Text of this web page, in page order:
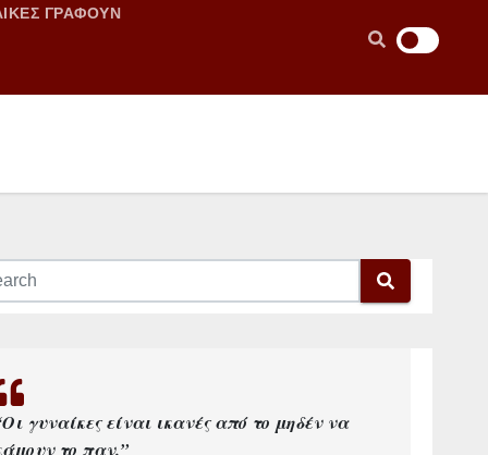
ΓΡΑΦΟΥΝ
γυναίκες είναι ικανές από το μηδέν να
το παν.”